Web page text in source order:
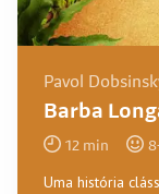
Pavol
Barba
12 min 8
Uma história